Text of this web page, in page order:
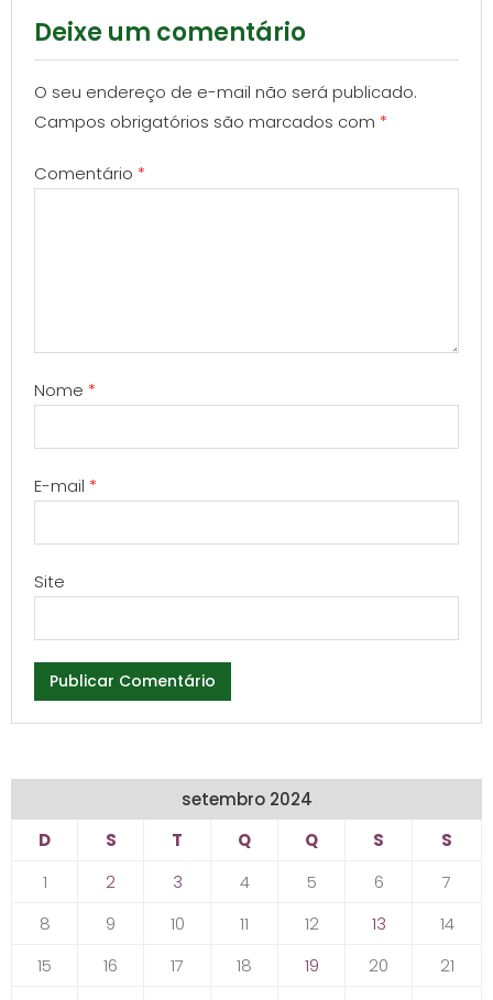
Deixe um comentário
O seu endereço de e-mail não será publicado.
Campos obrigatórios são marcados com *
Comentário *
Nome *
E-mail *
Site
setembro 2024
D
S T Q Q S
S
1
2 3 4 5 6
7
8
9 10 11 12 13
14
15
16 17 18 19 20
21